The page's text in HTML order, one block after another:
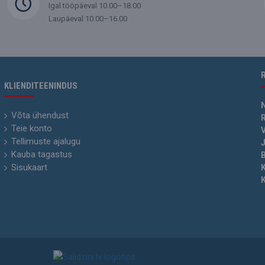
Igal tööpäeval 10.00–18.00
Laupäeval 10.00–16.00
KLIENDITEENINDUS
Võta ühendust
Teie konto
Tellimuste ajalugu
Kauba tagastus
Sisukaart